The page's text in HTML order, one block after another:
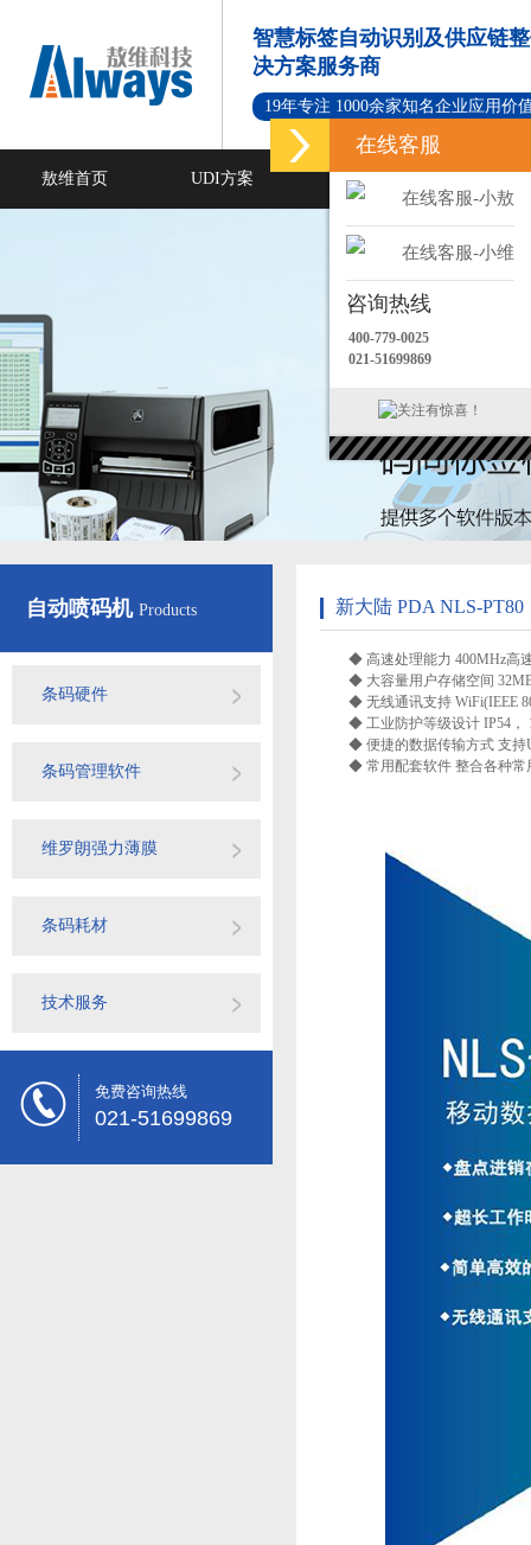
智慧标签自动识别及供应链
决方案服务商
19年专注 1000余家知名企业应用价
敖维首页 UDI方案 标签打印软件
自动喷码机 Products
条码硬件
条码管理软件
维罗朗强力薄膜
条码耗材
技术服务
免费咨询热线
021-51699869
新大陆 PDA NLS-PT80
◆ 高速处理能力 400MHz高
◆ 大容量用户存储空间 32MB
◆ 无线通讯支持 WiFi(IEEE
◆ 工业防护等级设计 IP54，
◆ 便捷的数据传输方式 支持
◆ 常用配套软件 整合各种常
在线客服
在线客服-小敖
在线客服-小维
咨询热线
400-779-0025
021-51699869
关注有惊喜！